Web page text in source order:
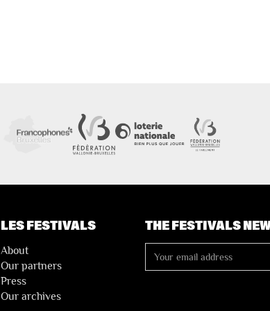
LES FESTIVALS
About
Our partners
Press
Our archives
THE FESTIVALS